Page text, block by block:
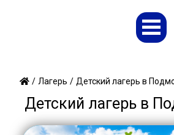
/ Лагерь / Детский лагерь в
Детский лагерь в